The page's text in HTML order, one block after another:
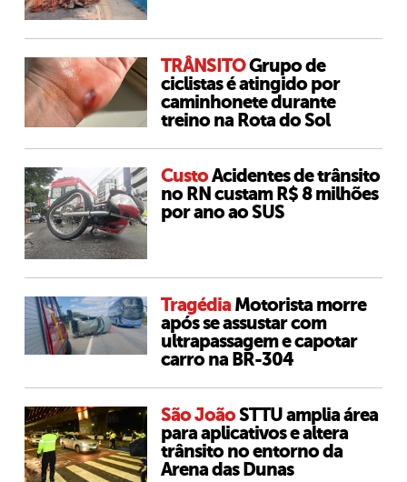
TRÂNSITOGrupo de
ciclistas é atingido por
caminhonete durante
treino na Rota do Sol
CustoAcidentes de trânsito
no RN custam R$ 8 milhões
por ano ao SUS
Tragédia Motorista morre
após se assustar com
ultrapassagem e capotar
carro na BR-304
São JoãoSTTU amplia área
para aplicativos e altera
trânsito no entorno da
Arena das Dunas